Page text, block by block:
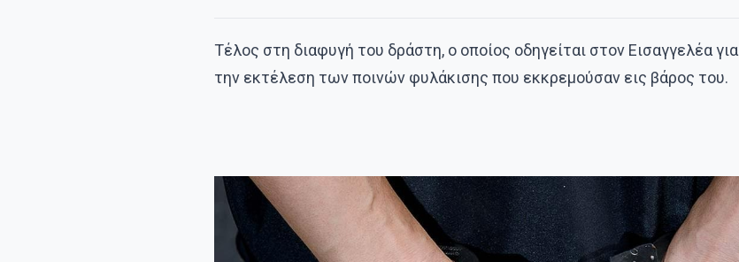
Τέλος στη διαφυγή του δράστη, ο οποίος οδηγείται στον Εισαγγελέα για
την εκτέλεση των ποινών φυλάκισης που εκκρεμούσαν εις βάρος του.